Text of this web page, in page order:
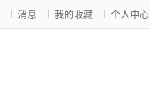
消息 我的收藏 个人中心